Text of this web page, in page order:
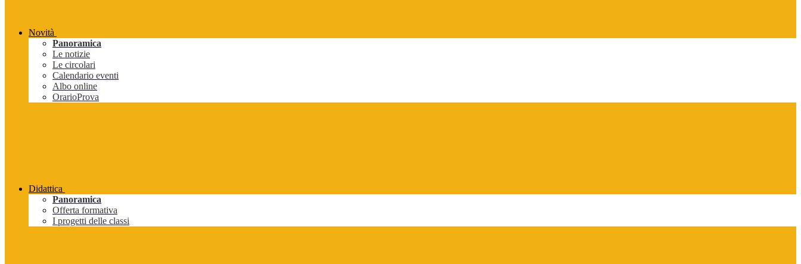
Novità
Panoramica
Le notizie
Le circolari
Calendario eventi
Albo online
OrarioProva
Didattica
Panoramica
Offerta formativa
I progetti delle classi